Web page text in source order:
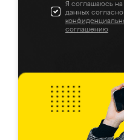
Я соглашаюсь на
данных согласно
соглашению